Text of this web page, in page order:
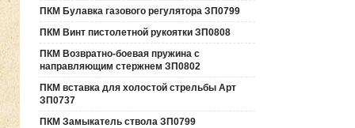
ПКМ Булавка газового регулятора ЗП0799
ПКМ Винт пистолетной рукоятки ЗП0808
ПКМ Возвратно-боевая пружина с
направляющим стержнем ЗП0802
ПКМ вставка для холостой стрельбы Арт
ЗП0737
ПКМ Замыкатель ствола ЗП0799